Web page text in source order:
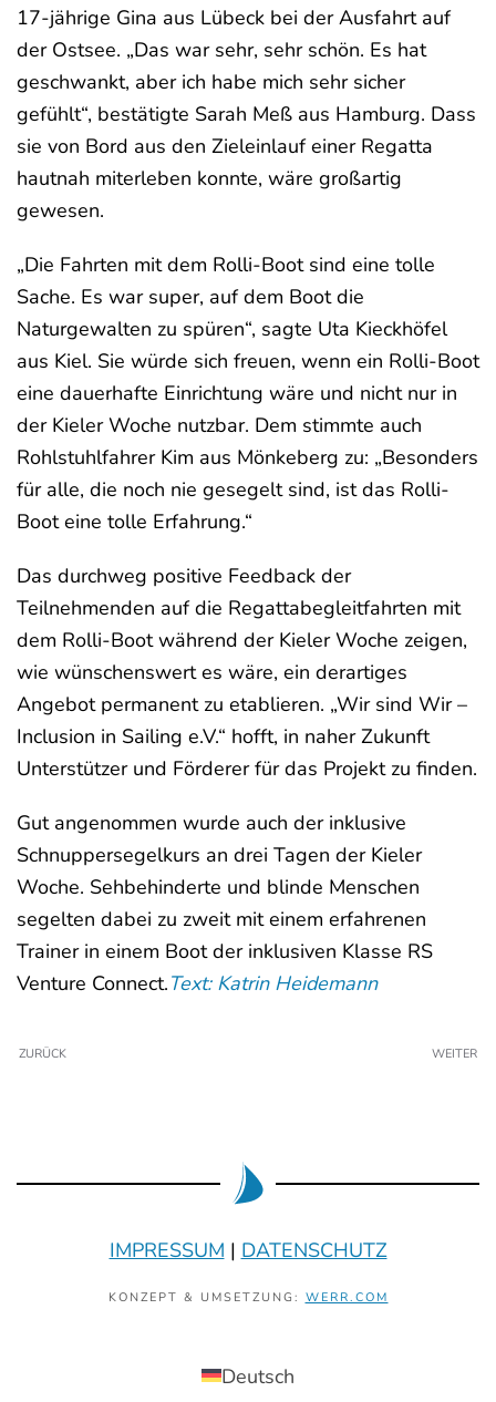
17-jährige Gina aus Lübeck bei der Ausfahrt auf
der Ostsee. „Das war sehr, sehr schön. Es hat
geschwankt, aber ich habe mich sehr sicher
gefühlt“, bestätigte Sarah Meß aus Hamburg. Dass
sie von Bord aus den Zieleinlauf einer Regatta
hautnah miterleben konnte, wäre großartig
gewesen.
„Die Fahrten mit dem Rolli-Boot sind eine tolle
Sache. Es war super, auf dem Boot die
Naturgewalten zu spüren“, sagte Uta Kieckhöfel
aus Kiel. Sie würde sich freuen, wenn ein Rolli-Boot
eine dauerhafte Einrichtung wäre und nicht nur in
der Kieler Woche nutzbar. Dem stimmte auch
Rohlstuhlfahrer Kim aus Mönkeberg zu: „Besonders
für alle, die noch nie gesegelt sind, ist das Rolli-
Boot eine tolle Erfahrung.“
Das durchweg positive Feedback der
Teilnehmenden auf die Regattabegleitfahrten mit
dem Rolli-Boot während der Kieler Woche zeigen,
wie wünschenswert es wäre, ein derartiges
Angebot permanent zu etablieren. „Wir sind Wir –
Inclusion in Sailing e.V.“ hofft, in naher Zukunft
Unterstützer und Förderer für das Projekt zu finden.
Gut angenommen wurde auch der inklusive
Schnuppersegelkurs an drei Tagen der Kieler
Woche. Sehbehinderte und blinde Menschen
segelten dabei zu zweit mit einem erfahrenen
Trainer in einem Boot der inklusiven Klasse RS
Venture Connect.Text: Katrin Heidemann
ZURÜCK WEITER
IMPRESSUM | DATENSCHUTZ
KONZEPT & UMSETZUNG: WERR.COM
Deutsch